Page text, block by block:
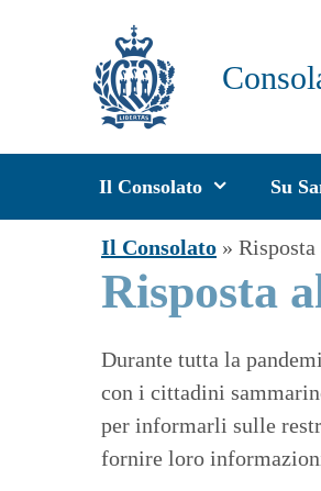
Il Consolato Su
Il Consolato »
Risposta
Durante tutta la
con i cittadini
per informarli sulle
fornire loro